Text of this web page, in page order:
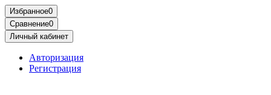
Избранное0
Сравнение0
Личный кабинет
Авторизация
Регистрация